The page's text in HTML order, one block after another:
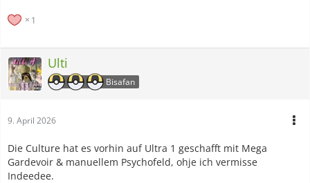
1
Ulti
Bisafan
9. April 2026
Die Culture hat es vorhin auf Ultra 1 geschafft mit Mega
Gardevoir & manuellem Psychofeld, ohje ich vermisse
Indeedee.